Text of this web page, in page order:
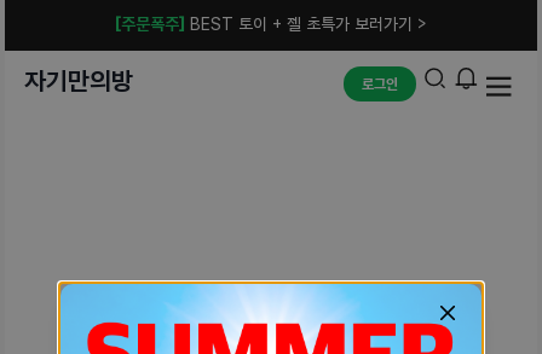
[주문폭주] BEST 토이 + 젤 초특가 보러가기 >
자기만의방 로그인